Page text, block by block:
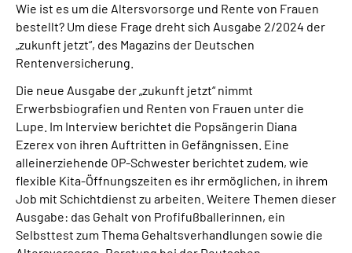
Online-Services
Die DRV Knappschaft-Bahn-See in Deutscher
Gebärdensprache
Leichte Sprache
Suche
Mein Kundenportal
Wie ist es um die Altersvorsorge und Rente von Frauen
bestellt? Um diese Frage dreht sich Ausgabe 2/2024 der
„zukunft jetzt“, des Magazins der Deutschen
Rentenversicherung.
Die neue Ausgabe der „zukunft jetzt“ nimmt
Erwerbsbiografien und Renten von Frauen unter die
Lupe. Im Interview berichtet die Popsängerin Diana
Ezerex von ihren Auftritten in Gefängnissen. Eine
alleinerziehende OP-Schwester berichtet zudem, wie
flexible Kita-Öffnungszeiten es ihr ermöglichen, in ihrem
Job mit Schichtdienst zu arbeiten. Weitere Themen dieser
Ausgabe: das Gehalt von Profifußballerinnen, ein
Selbsttest zum Thema Gehaltsverhandlungen sowie die